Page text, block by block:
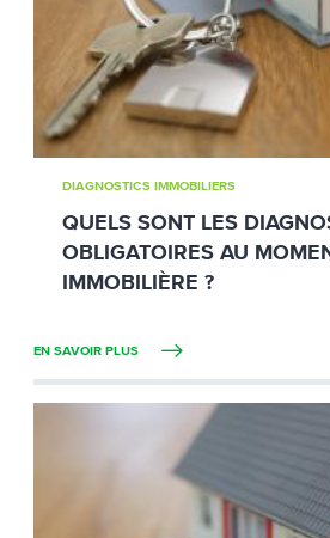
DIAGNOSTICS IMMOBILIERS
QUELS SONT LES
OBLIGATOIRES AU
IMMOBILIÈRE ?
EN SAVOIR PLUS